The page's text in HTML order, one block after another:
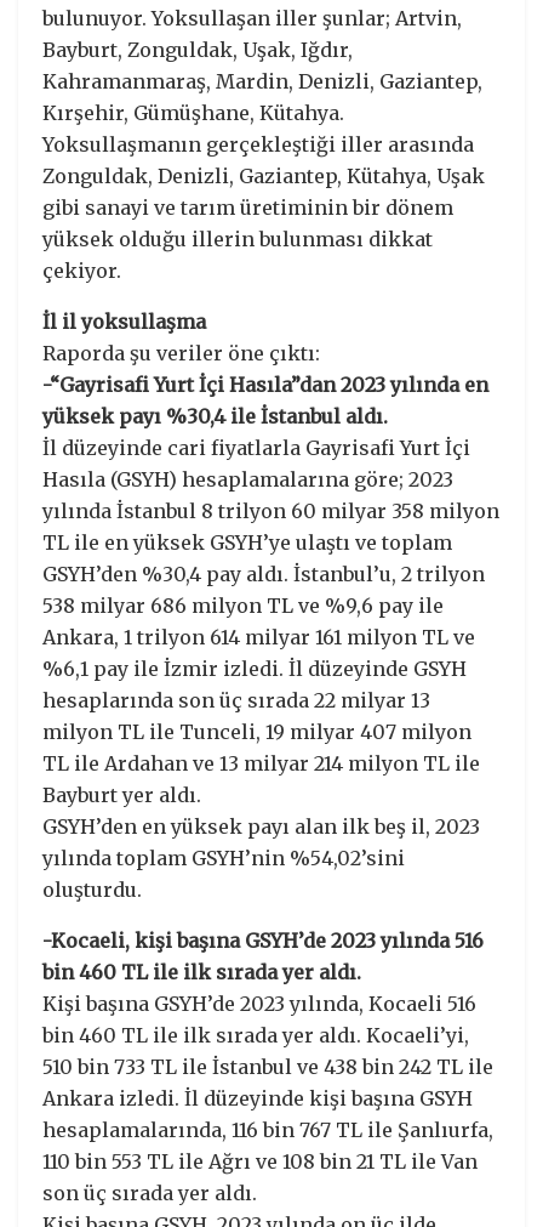
bulunuyor. Yoksullaşan iller şunlar; Artvin,
Bayburt, Zonguldak, Uşak, Iğdır,
Kahramanmaraş, Mardin, Denizli, Gaziantep,
Kırşehir, Gümüşhane, Kütahya.
Yoksullaşmanın gerçekleştiği iller arasında
Zonguldak, Denizli, Gaziantep, Kütahya, Uşak
gibi sanayi ve tarım üretiminin bir dönem
yüksek olduğu illerin bulunması dikkat
çekiyor.
İl il yoksullaşma
Raporda şu veriler öne çıktı:
-“Gayrisafi Yurt İçi Hasıla”dan 2023 yılında en
yüksek payı %30,4 ile İstanbul aldı.
İl düzeyinde cari fiyatlarla Gayrisafi Yurt İçi
Hasıla (GSYH) hesaplamalarına göre; 2023
yılında İstanbul 8 trilyon 60 milyar 358 milyon
TL ile en yüksek GSYH’ye ulaştı ve toplam
GSYH’den %30,4 pay aldı. İstanbul’u, 2 trilyon
538 milyar 686 milyon TL ve %9,6 pay ile
Ankara, 1 trilyon 614 milyar 161 milyon TL ve
%6,1 pay ile İzmir izledi. İl düzeyinde GSYH
hesaplarında son üç sırada 22 milyar 13
milyon TL ile Tunceli, 19 milyar 407 milyon
TL ile Ardahan ve 13 milyar 214 milyon TL ile
Bayburt yer aldı.
GSYH’den en yüksek payı alan ilk beş il, 2023
yılında toplam GSYH’nin %54,02’sini
oluşturdu.
-Kocaeli, kişi başına GSYH’de 2023 yılında 516
bin 460 TL ile ilk sırada yer aldı.
Kişi başına GSYH’de 2023 yılında, Kocaeli 516
bin 460 TL ile ilk sırada yer aldı. Kocaeli’yi,
510 bin 733 TL ile İstanbul ve 438 bin 242 TL ile
Ankara izledi. İl düzeyinde kişi başına GSYH
hesaplamalarında, 116 bin 767 TL ile Şanlıurfa,
110 bin 553 TL ile Ağrı ve 108 bin 21 TL ile Van
son üç sırada yer aldı.